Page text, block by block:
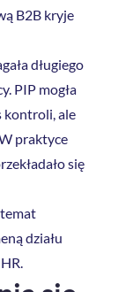
B2B kryje
długiego
PIP mogła
kontroli, ale
praktyce
się
działu